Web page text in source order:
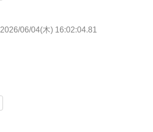
2026/06/04(木) 16:02:04.81